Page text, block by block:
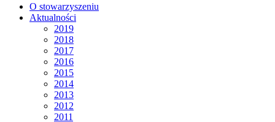
O stowarzyszeniu
Aktualności
2019
2018
2017
2016
2015
2014
2013
2012
2011